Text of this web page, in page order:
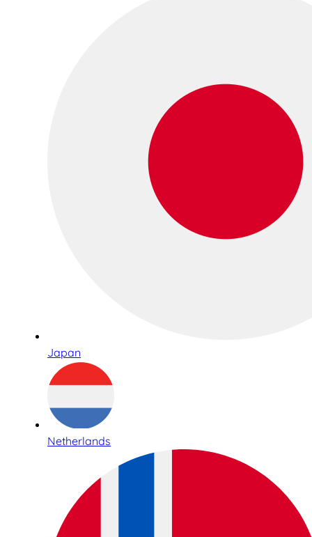
Japan
Netherlands